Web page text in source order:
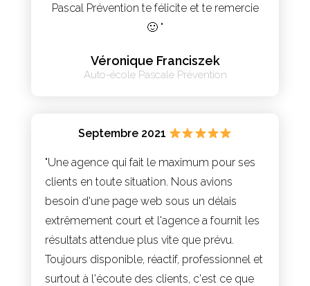
Pascal Prévention te félicite et te remercie
🙂 "
Véronique Franciszek
Auto-école Pascale Prévention
Septembre 2021
"Une agence qui fait le maximum pour ses
clients en toute situation. Nous avions
besoin d'une page web sous un délais
extrêmement court et l'agence a fournit les
résultats attendue plus vite que prévu.
Toujours disponible, réactif, professionnel et
surtout à l'écoute des clients, c'est ce que